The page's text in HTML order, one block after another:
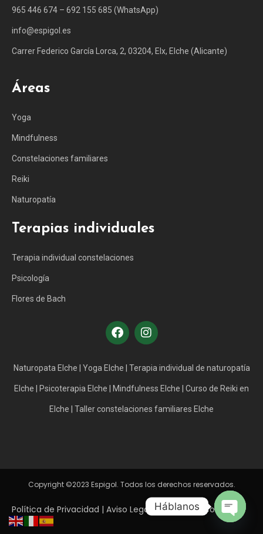
965 446 674 – 692 155 685 (WhatsApp)
info@espigol.es
Carrer Federico García Lorca, 2, 03204, Elx, Elche (Alicante)
Áreas
Yoga
Mindfulness
Constelaciones familiares
Reiki
Naturopatía
Terapias individuales
Terapia individual constelaciones
Psicología
Flores de Bach
Naturopata Elche Yoga Elche Terapia individual de naturopatía
Elche Psicoterapia Elche Mindfulness Elche Curso de Reiki en
Elche Taller constelaciones familiares Elche
Copyright ©2023 Espigol. Todos los derechos reservados.
Política de Privacidad | Aviso Legal |Política de Cookies |
Háblanos